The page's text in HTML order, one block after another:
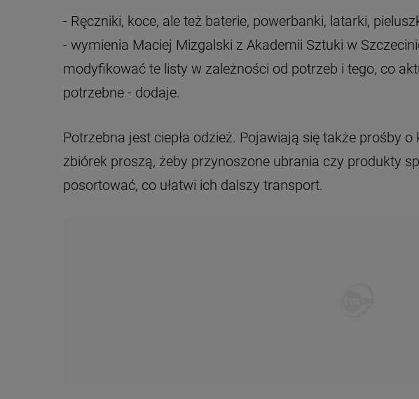
- Ręczniki, koce, ale też baterie, powerbanki, latarki,
- wymienia Maciej Mizgalski z Akademii Sztuki w
modyfikować te listy w zależności od potrzeb i tego, co
potrzebne - dodaje.
Potrzebna jest ciepła odzież. Pojawiają się także prośby
zbiórek proszą, żeby przynoszone ubrania czy produkty
posortować, co ułatwi ich dalszy transport.